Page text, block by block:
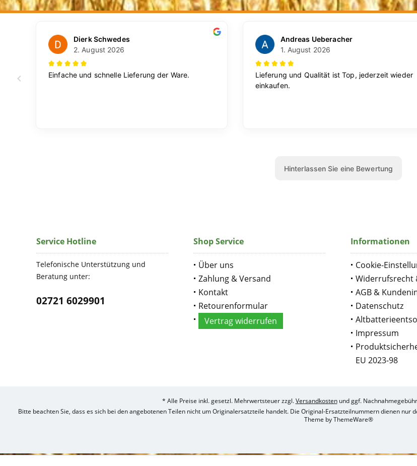
Service Hotline
Telefonische Unterstützung und
Beratung unter:
02721 6029901
Shop Service
Über uns
Zahlung & Versand
Kontakt
Retourenformular
Vertrag widerrufen
Informationen
Cookie-
Widerrufsrecht
AGB &
Datenschutz
Impressum
EU 2023-98
* Alle Preise inkl. gesetzl. Mehrwertsteuer zzgl.Versandkostenund ggf.
Bitte beachten Sie, dass es sich bei den angebotenen Teilen nicht um Originalersatzteile handelt. Die Original-Ersatzteilnummern dienen
Theme byThemeWare®
Treckerteile24